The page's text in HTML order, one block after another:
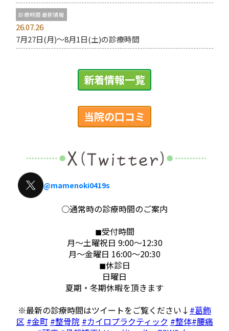
診療時間 最新情報
26.07.26
7月27日(月)〜8月1日(土)の診療時間
新着情報一覧
当院の口コミ
@mamenoki0419s
○通常時の診療時間のご案内
◼︎受付時間
月～土曜祝日 9:00～12:30
月～金曜日 16:00～20:30
◼︎休診日
日曜日
夏期・冬期休暇を頂きます
※最新の診療時間はツイートをご覧ください↓ #葛飾
区 #金町 #整骨院 #カイロプラクティック #整体#腰痛